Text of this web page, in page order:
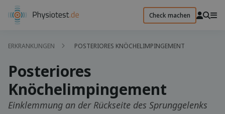
Check machen
ERKRANKUNGEN POSTERIORES KNÖCHELIMPINGEMENT
Posteriores
Knöchelimpingement
Einklemmung an der Rückseite des Sprunggelenks